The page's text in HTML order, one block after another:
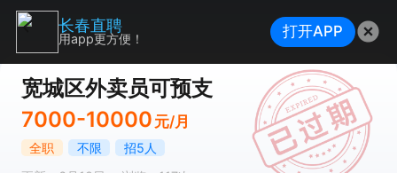
宽城区外卖员可预支
7000-10000 元/月
全职 不限
招5人
长春直聘
用app更方便！ 打开APP